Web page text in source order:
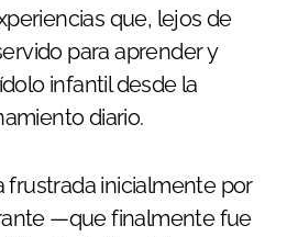
que, lejos de
para aprender y
infantil desde la
diario.
—que finalmente fue